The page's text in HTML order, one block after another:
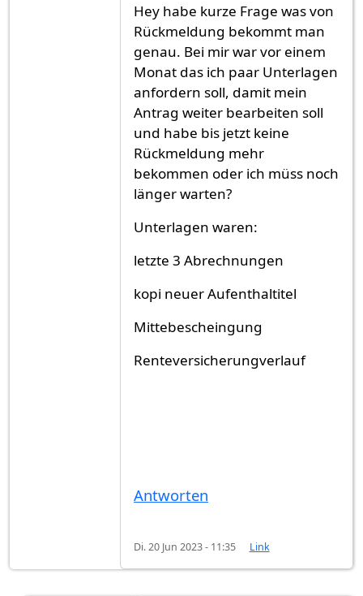
Hey habe kurze Frage was von
Rückmeldung bekommt man
genau. Bei mir war vor einem
Monat das ich paar Unterlagen
anfordern soll, damit mein
Antrag weiter bearbeiten soll
und habe bis jetzt keine
Rückmeldung mehr
bekommen oder ich müss noch
länger warten?
Unterlagen waren:
letzte 3 Abrechnungen
kopi neuer Aufenthaltitel
Mittebescheingung
Renteversicherungverlauf
Antworten
Di. 20 Jun 2023 - 11:35 Link